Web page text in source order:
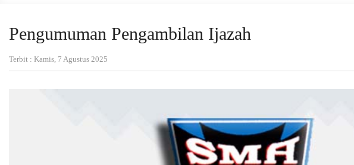
Pengumuman Pengambilan Ijazah
Terbit : Kamis, 7 Agustus 2025